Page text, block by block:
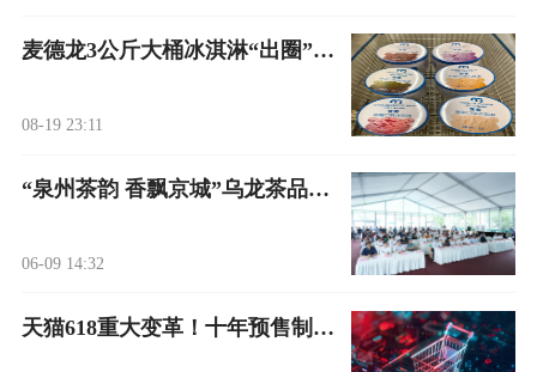
麦德龙3公斤大桶冰淇淋“出圈”，自有商品策略获市场认可
08-19 23:11
“泉州茶韵 香飘京城”乌龙茶品鉴会暨泉州市农业招商引资推介会在北京举行
06-09 14:32
天猫618重大变革！十年预售制终结，阿里巴巴以用户为本惹关注